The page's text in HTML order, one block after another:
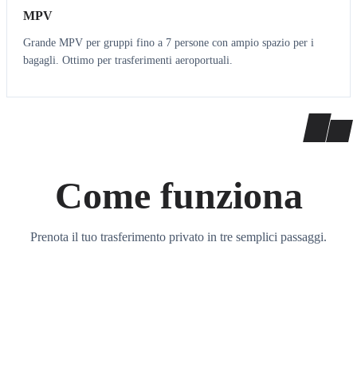
MPV
Grande MPV per gruppi fino a 7 persone con ampio spazio per i
bagagli. Ottimo per trasferimenti aeroportuali.
Come funziona
Prenota il tuo trasferimento privato in tre semplici passaggi.